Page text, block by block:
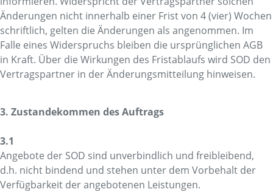
Änderungen nicht innerhalb einer Frist von 4 (vier) Wochen
schriftlich, gelten die Änderungen als angenommen. Im
Falle eines Widerspruchs bleiben die ursprünglichen AGB
in Kraft. Über die Wirkungen des Fristablaufs wird SOD den
Vertragspartner in der Änderungsmitteilung hinweisen.
3. Zustandekommen des Auftrags
3.1
Angebote der SOD sind unverbindlich und freibleibend,
d.h. nicht bindend und stehen unter dem Vorbehalt der
Verfügbarkeit der angebotenen Leistungen.